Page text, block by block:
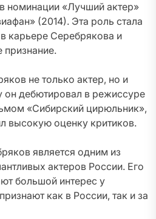
номинации «Лучший актер»
(2014). Эта роль стала
карьере Серебрякова и
признание.
не только актер, но и
он дебютировал в режиссуре
«Сибирский цирюльник»,
высокую оценку критиков.
является одним из
актеров России. Его
большой интерес у
как в России, так и за